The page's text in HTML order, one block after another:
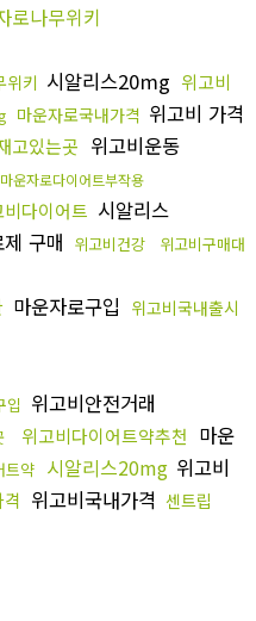
로나무위키
위키 시알리스20mg 위고비
마운자로국내가격 위고비 가격
고있는곳 위고비운동
마운자로다이어트부작용
비다이어트 시알리스
구매 위고비건강
위고비구매대
마운자로구입 위고비국내출시
입 위고비안전거래
위고비다이어트약추천 마운
트약 시알리스20mg 위고비
위고비국내가격 센트립